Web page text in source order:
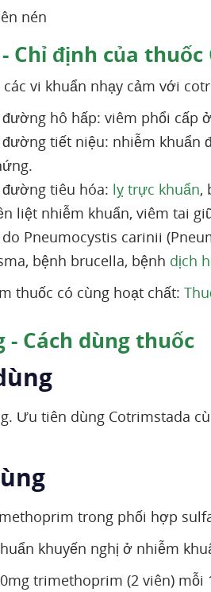
nén
Chỉ định của
vi khuẩn nhạy cảm với
hô hấp: viêm phổi cấp
tiết niệu: nhiễm
tiêu hóa: lỵ trực khuẩn,
liệt nhiễm khuẩn, viêm tai
Pneumocystis carinii
bệnh brucella, bệnh dịch
thuốc có cùng hoạt chất:
- Cách dùng thuốc
Ưu tiên dùng Cotrimstada
trong phối hợp
khuyến nghị ở nhiễm
trimethoprim (2 viên) mỗi